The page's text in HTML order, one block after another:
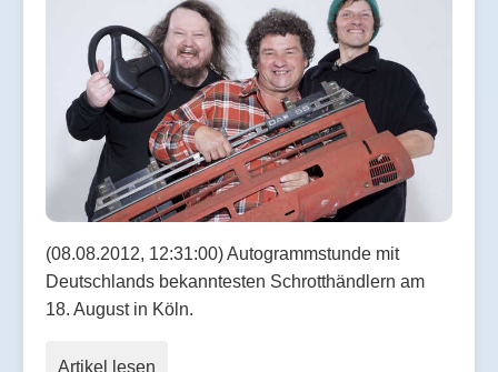
(08.08.2012, 12:31:00) Autogrammstunde mit
Deutschlands bekanntesten Schrotthändlern am
18. August in Köln.
Artikel lesen